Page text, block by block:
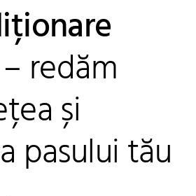
redăm
și
pasului tău